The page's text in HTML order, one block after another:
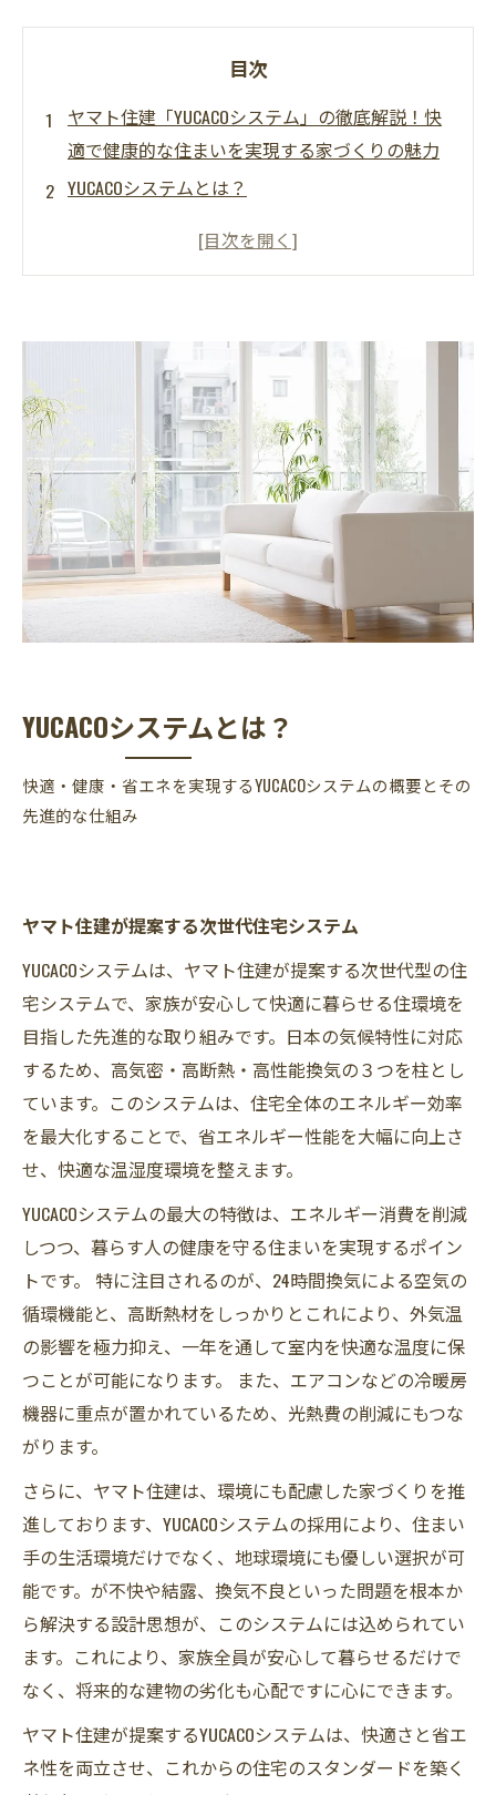
目次
ヤマト住建「YUCACOシステム」の徹底解説！快
適で健康的な住まいを実現する家づくりの魅力
YUCACOシステムとは？
YUCACOシステムの特徴
MIST工法®による効果的なカビ対策
快適な住まいとカビ対策は両立できる！
YUCACOシステムとは？
快適・健康・省エネを実現するYUCACOシステムの概要とその
先進的な仕組み
ヤマト住建が提案する次世代住宅システム
YUCACOシステムは、ヤマト住建が提案する次世代型の住
宅システムで、家族が安心して快適に暮らせる住環境を
目指した先進的な取り組みです。日本の気候特性に対応
するため、高気密・高断熱・高性能換気の３つを柱とし
ています。このシステムは、住宅全体のエネルギー効率
を最大化することで、省エネルギー性能を大幅に向上さ
せ、快適な温湿度環境を整えます。
YUCACOシステムの最大の特徴は、エネルギー消費を削減
しつつ、暮らす人の健康を守る住まいを実現するポイン
トです。 特に注目されるのが、24時間換気による空気の
循環機能と、高断熱材をしっかりとこれにより、外気温
の影響を極力抑え、一年を通して室内を快適な温度に保
つことが可能になります。 また、エアコンなどの冷暖房
機器に重点が置かれているため、光熱費の削減にもつな
がります。
さらに、ヤマト住建は、環境にも配慮した家づくりを推
進しております、YUCACOシステムの採用により、住まい
手の生活環境だけでなく、地球環境にも優しい選択が可
能です。が不快や結露、換気不良といった問題を根本か
ら解決する設計思想が、このシステムには込められてい
ます。これにより、家族全員が安心して暮らせるだけで
なく、将来的な建物の劣化も心配ですに心にできます。
ヤマト住建が提案するYUCACOシステムは、快適さと省エ
ネ性を両立させ、これからの住宅のスタンダードを築く